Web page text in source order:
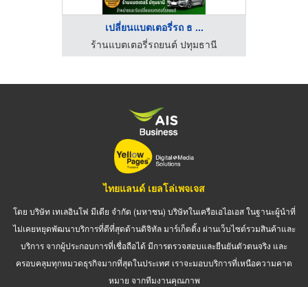
เปลี่ยนแบตเตอรี่รถ ธ ...
ร้านแบตเตอรี่รถยนต์ ปทุมธานี
ไทยแลนด์ เยลโล่เพจเจส
โดย บริษัท เทเลอินโฟ มีเดีย จำกัด (มหาชน) บริษัทในเครือเอไอเอส ในฐานะผู้นำที่
ไม่เคยหยุดพัฒนาบริการที่ดีที่สุดด้านดิจิทัล มาร์เก็ตติ้ง ผ่านเว็บไซต์รวมสินค้าและ
บริการ จากผู้ประกอบการที่เชื่อถือได้ มีการตรวจสอบและยืนยันตัวตนจริง และ
ครอบคลุมทุกหมวดธุรกิจมากที่สุดในประเทศ เราจะมอบบริการที่เหนือความคาด
หมาย จากทีมงานคุณภาพ